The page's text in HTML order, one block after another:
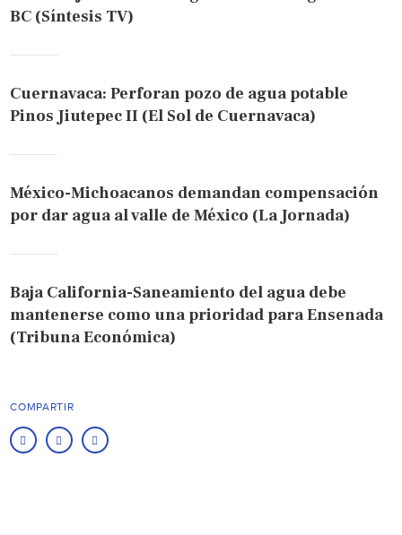
BC (Síntesis TV)
Cuernavaca: Perforan pozo de agua potable
Pinos Jiutepec II (El Sol de Cuernavaca)
México-Michoacanos demandan compensación
por dar agua al valle de México (La Jornada)
Baja California-Saneamiento del agua debe
mantenerse como una prioridad para Ensenada
(Tribuna Económica)
COMPARTIR